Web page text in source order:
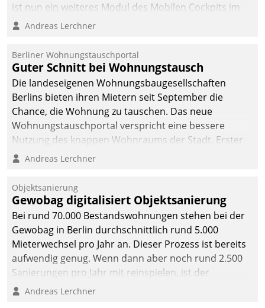
ist nun ein weiteres Modul des Mobilen Cockpits im
Einsatz.
Andreas Lerchner
Berliner Wohnungstauschportal
Guter Schnitt bei Wohnungstausch
Die landeseigenen Wohnungsbaugesellschaften
Berlins bieten ihren Mietern seit September die
Chance, die Wohnung zu tauschen. Das neue
Wohnungstauschportal verspricht eine bessere
Nutzung des knappen Wohnraums der Stadt. Erster
Anwendungsfall für Datatrains Lösung API-Hub mit
Unternehmen.
Andreas Lerchner
Objektsanierung
Gewobag digitalisiert Objektsanierung
Bei rund 70.000 Bestandswohnungen stehen bei der
Gewobag in Berlin durchschnittlich rund 5.000
Mieterwechsel pro Jahr an. Dieser Prozess ist bereits
aufwendig genug. Wenn dann aber noch rund 2.500
Sanierungen pro Jahr mit reinspielen, ist der
Betreuungs- und Organisationsaufwand immens. Im
Andreas Lerchner